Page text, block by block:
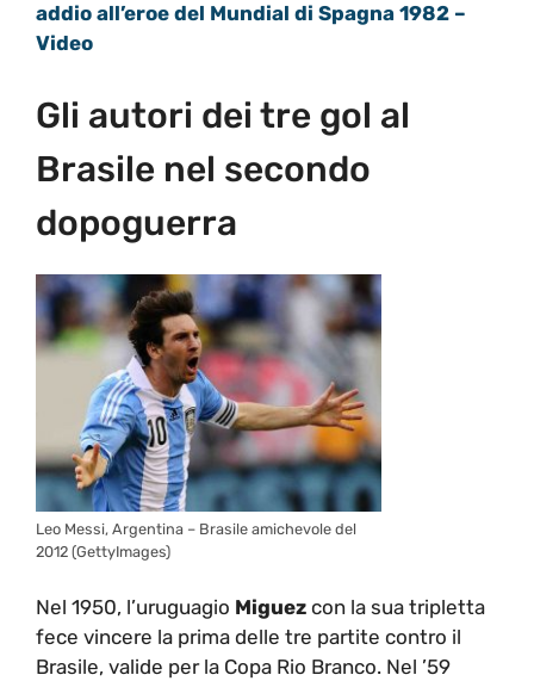
addio all’eroe del Mundial di Spagna 1982 –
Video
Gli autori dei tre gol al
Brasile nel secondo
dopoguerra
Leo Messi, Argentina – Brasile amichevole del
2012 (GettyImages)
Nel 1950, l’uruguagio Miguez con la sua tripletta
fece vincere la prima delle tre partite contro il
Brasile, valide per la Copa Rio Branco. Nel ’59